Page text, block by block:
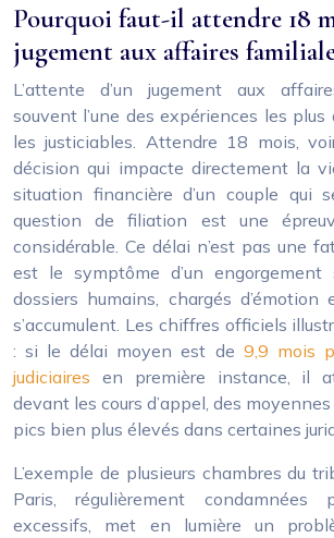
Pourquoi faut-il attendre 18
jugement aux affaires
L’attente d’un jugement aux
souvent l’une des expériences les plus
les justiciables. Attendre 18 mois,
décision qui impacte directement la
situation financière d’un couple qui
question de filiation est une
considérable. Ce délai n’est pas une
est le symptôme d’un engorgement
dossiers humains, chargés
s’accumulent. Les chiffres officiels
: si le délai moyen est de 9,9 mois
judiciaires en première instance, il
devant les cours d’appel, des
pics bien plus élevés dans certaines
L’exemple de plusieurs chambres du
Paris, régulièrement condamnées
excessifs, met en lumière un